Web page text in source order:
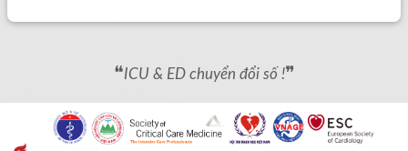
❝ICU & ED chuyển đổi số !❞